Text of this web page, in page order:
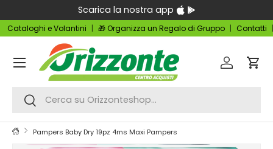
Passa ai contenuti
Scarica la nostra app
Cataloghi e Volantini 🎁 Organizza un Regalo di Gruppo Contatti
Cerca
Cerca
Accedi
Menu
Pampers Baby Dry 19pz 4ms Maxi Pampers